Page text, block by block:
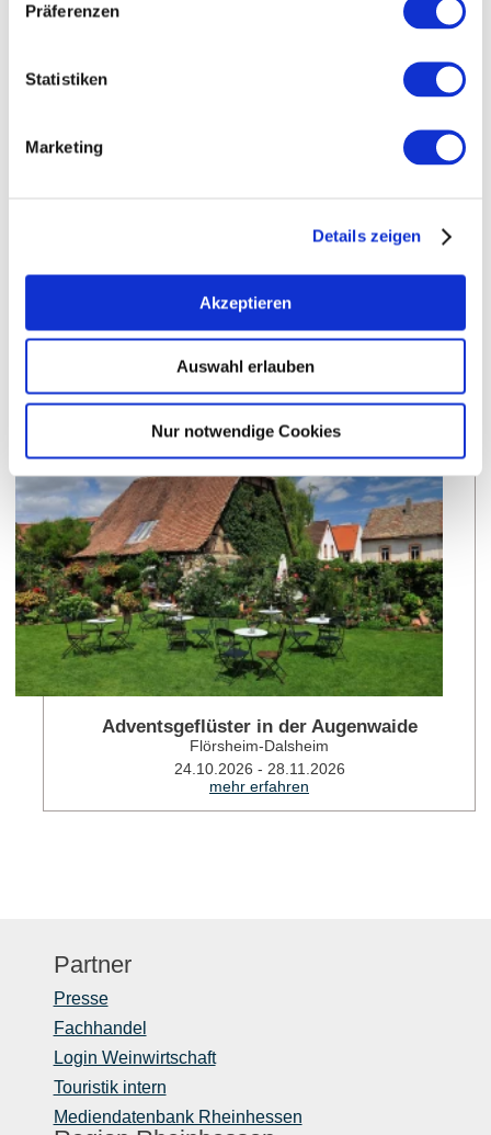
Präferenzen
Statistiken
Marketing
Details zeigen
Akzeptieren
Auswahl erlauben
Nur notwendige Cookies
WEITERE TERMINE
Weitere Veranstaltungen in der Nähe
Adventsgeflüster in der Augenwaide
Flörsheim-Dalsheim
24.10.2026 - 28.11.2026
mehr erfahren
Partner
Presse
Fachhandel
Login Weinwirtschaft
Touristik intern
Mediendatenbank Rheinhessen